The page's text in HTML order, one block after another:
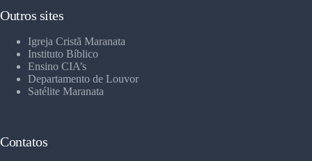
Outros sites
Igreja Cristã Maranata
Instituto Bíblico
Ensino CIA’s
Departamento de Louvor
Satélite Maranata
Contatos